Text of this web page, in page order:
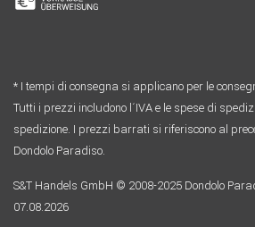
* I tempi di consegna si applicano per le
Tutti i prezzi includono l´IVA e le spese di
spedizione. I prezzi barrati si riferiscono al
Dondolo Paradiso.
S&T Handels GmbH © 2008-2025 Dondolo
07.08.2026